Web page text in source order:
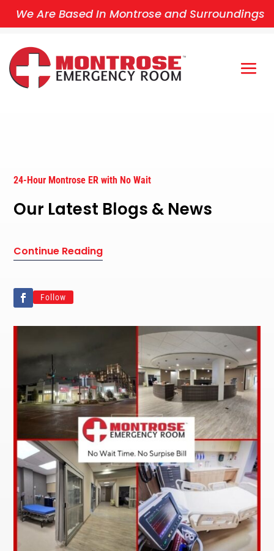
We Are Based In Montrose and Surroundings
24-Hour Montrose ER with No Wait
Our Latest Blogs & News
Continue Reading
Follow